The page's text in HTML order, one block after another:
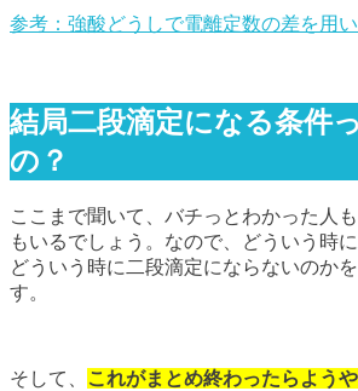
参考：強酸どうしで電離定数の差を用
結局二段滴定になる条件
の？
ここまで聞いて、バチっとわかった人
もいるでしょう。なので、どういう時
どういう時に二段滴定にならないのか
す。
そして、
これがまとめ終わったらよう